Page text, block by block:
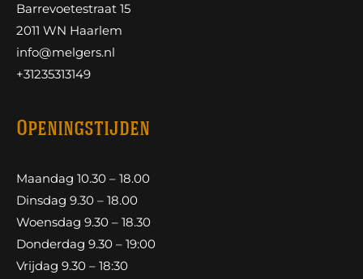
Barrevoetestraat 15
2011 WN Haarlem
info@melgers.nl
+31235313149
Openingstijden
Maandag 10.30 – 18.00
Dinsdag 9.30 – 18.00
Woensdag 9.30 – 18.30
Donderdag 9.30 – 19:00
Vrijdag 9.30 – 18:30